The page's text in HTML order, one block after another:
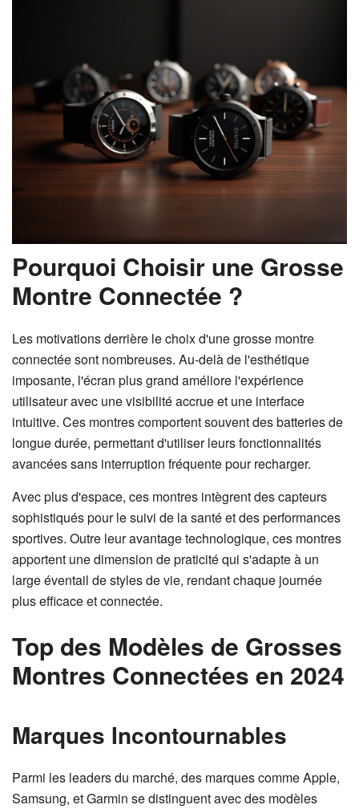
Pourquoi Choisir une Grosse
Montre Connectée ?
Les motivations derrière le choix d'une grosse montre
connectée sont nombreuses. Au-delà de l'esthétique
imposante, l'écran plus grand améliore l'expérience
utilisateur avec une visibilité accrue et une interface
intuitive. Ces montres comportent souvent des batteries de
longue durée, permettant d'utiliser leurs fonctionnalités
avancées sans interruption fréquente pour recharger.
Avec plus d'espace, ces montres intègrent des capteurs
sophistiqués pour le suivi de la santé et des performances
sportives. Outre leur avantage technologique, ces montres
apportent une dimension de praticité qui s'adapte à un
large éventail de styles de vie, rendant chaque journée
plus efficace et connectée.
Top des Modèles de Grosses
Montres Connectées en 2024
Marques Incontournables
Parmi les leaders du marché, des marques comme Apple,
Samsung, et Garmin se distinguent avec des modèles